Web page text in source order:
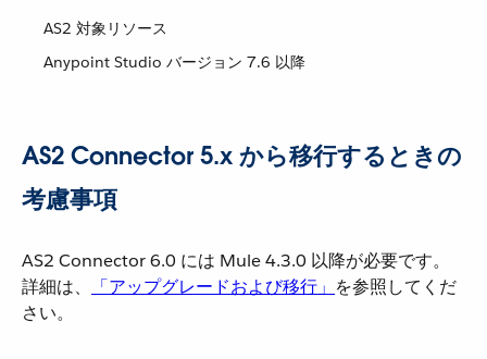
AS2 対象リソース
Anypoint Studio バージョン 7.6 以降
AS2 Connector 5.x から移行するときの
考慮事項
AS2 Connector 6.0 には Mule 4.3.0 以降が必要です。
詳細は、​
「アップグレードおよび移行」 ​を参照してくだ
さい。